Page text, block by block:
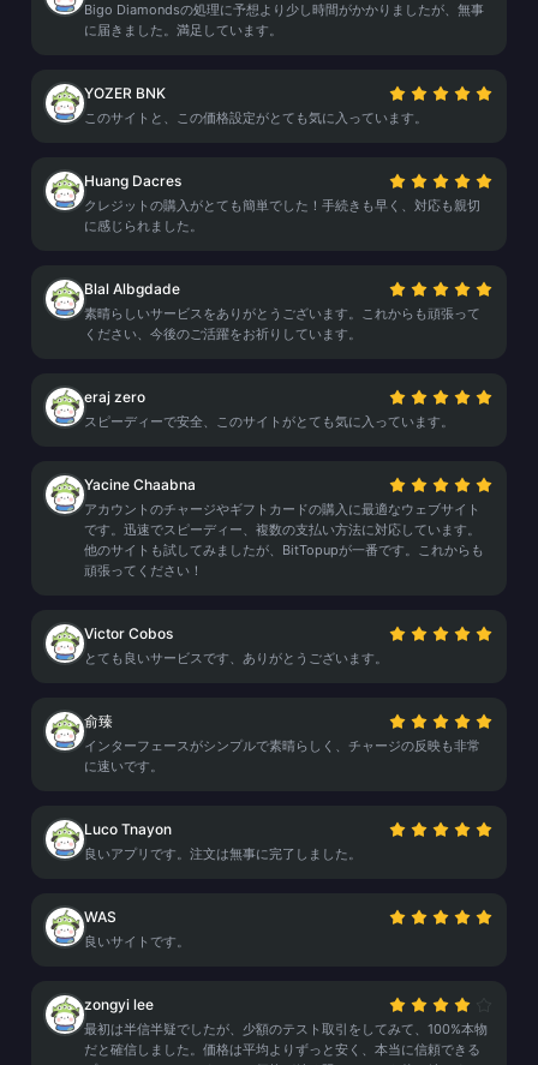
Bigo Diamondsの処理に予想より少し時間がかかりましたが、無事
に届きました。満足しています。
YOZER BNK
このサイトと、この価格設定がとても気に入っています。
Huang Dacres
クレジットの購入がとても簡単でした！手続きも早く、対応も親切
に感じられました。
Blal Albgdade
素晴らしいサービスをありがとうございます。これからも頑張って
ください、今後のご活躍をお祈りしています。
eraj zero
スピーディーで安全、このサイトがとても気に入っています。
Yacine Chaabna
アカウントのチャージやギフトカードの購入に最適なウェブサイト
です。迅速でスピーディー、複数の支払い方法に対応しています。
他のサイトも試してみましたが、BitTopupが一番です。これからも
頑張ってください！
Victor Cobos
とても良いサービスです、ありがとうございます。
俞臻
インターフェースがシンプルで素晴らしく、チャージの反映も非常
に速いです。
Luco Tnayon
良いアプリです。注文は無事に完了しました。
WAS
良いサイトです。
zongyi lee
最初は半信半疑でしたが、少額のテスト取引をしてみて、100%本物
だと確信しました。価格は平均よりずっと安く、本当に信頼できる